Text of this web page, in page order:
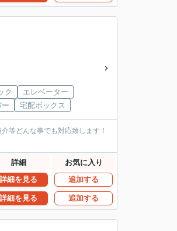
ク
エレベーター
宅配ボックス
等どんな事でも対応致します！
詳細 お気に入り
詳細を見る 追加する
詳細を見る 追加する